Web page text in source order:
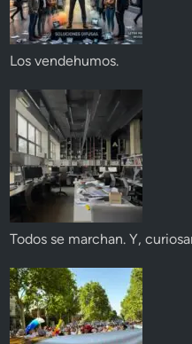
Los vendehumos.
Todos se marchan. Y,